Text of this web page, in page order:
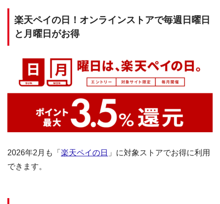
楽天ペイの日！オンラインストアで毎週日曜日
と月曜日がお得
2026年2月も「 楽天ペイの日 」に対象ストアでお得に利用
できます。